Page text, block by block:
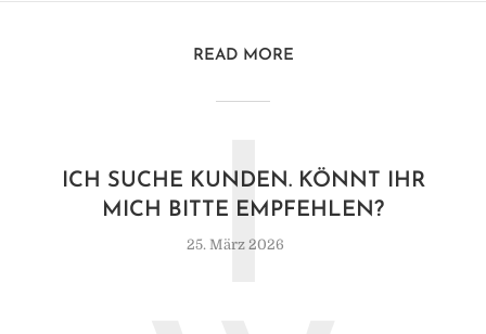
READ MORE
ICH SUCHE KUNDEN. KÖNNT IHR
MICH BITTE EMPFEHLEN?
25. März 2026
I